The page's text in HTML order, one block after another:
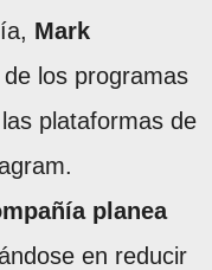
Mark
los programas
plataformas de
planea
en reducir